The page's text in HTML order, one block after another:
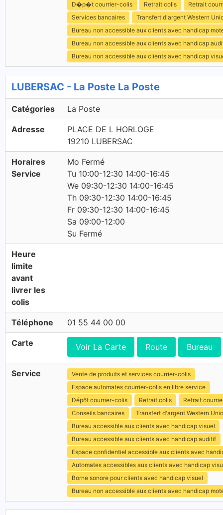
D�p�t courrier-colis
Retrait colis
Retrait
Services bancaires
Transfert d'argent Western
Bureau non accessible aux clients avec handicap
Bureau non accessible aux clients avec handicap
Bureau non accessible aux clients avec handicap
LUBERSAC - La Poste La Poste
Catégories La Poste
Adresse
PLACE DE L HORLOGE
19210 LUBERSAC
Horaires
Service
Mo Fermé
Tu 10:00-12:30 14:00-16:45
We 09:30-12:30 14:00-16:45
Th 09:30-12:30 14:00-16:45
Fr 09:30-12:30 14:00-16:45
Sa 09:00-12:00
Su Fermé
Heure
limite
avant
livrer les
colis
Téléphone 01 55 44 00 00
Carte Voir La Carte Route Bureau
Service
Vente de produits et services courrier-colis
Espace automates courrier-colis en libre service
Dépôt courrier-colis
Retrait colis
Retrait
Conseils bancaires
Transfert d'argent Western
Bureau accessible aux clients avec handicap visuel
Bureau accessible aux clients avec handicap auditif
Espace confidentiel accessible aux clients avec
Automates accessibles aux clients avec handicap
Borne sonore pour clients avec handicap visuel
Bureau non accessible aux clients avec handicap